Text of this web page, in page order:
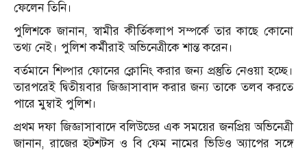
ফেলেন তিনি।
পুলিশকে জানান, স্বামীর কীর্তিকলাপ সম্পর্কে তার কাছে কোনো
তথ্য নেই। পুলিশ কর্মীরাই অভিনেত্রীকে শান্ত করেন।
বর্তমানে শিল্পার ফোনের ক্লোনিং করার জন্য প্রস্তুতি নেওয়া হচ্ছে।
তারপরেই দ্বিতীয়বার জিজ্ঞাসাবাদ করার জন্য তাকে তলব করতে
পারে মুম্বাই পুলিশ।
প্রথম দফা জিজ্ঞাসাবাদে বলিউডের এক সময়ের জনপ্রিয় অভিনেত্রী
জানান, রাজের হটশটস ও বি ফেম নামের ভিডিও অ্যাপের সঙ্গে